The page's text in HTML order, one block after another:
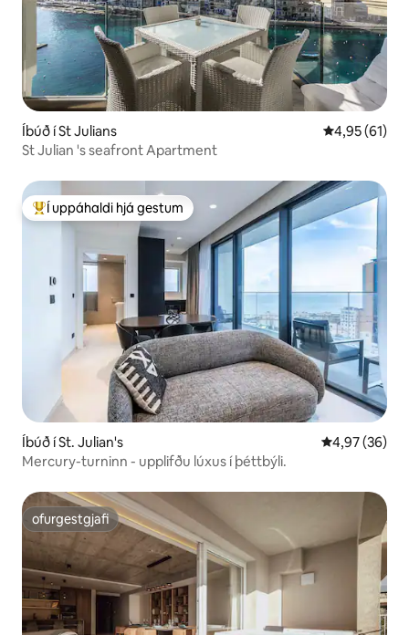
Íbúð í St Julians 4,95 af 5 í
4,95 (61)
St Julian 's seafront Apartment
Í mestu uppáhaldi hjá gestum
Í uppáhaldi hjá gestum
Íbúð í St. Julian's 4,97 af 5 í
4,97 (36)
Mercury-turninn - upplifðu lúxus í þéttbýli.
ofurgestgjafi
ofurgestgjafi